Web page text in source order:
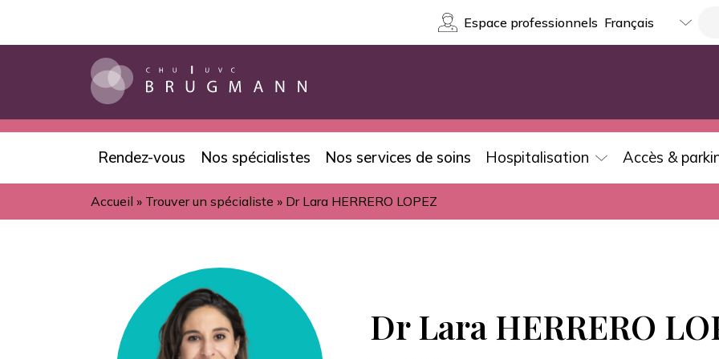
Espace professionnels your
language
Navigation
principale
Rendez-vous Nos spécialistes Nos services de soins Hospitalisation Accès &
Fil
Accueil Trouver un spécialiste Dr Lara HERRERO LOPEZ
Dr Lara HERRERO